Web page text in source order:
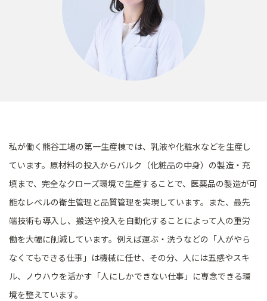
私が働く熊谷工場の第一生産棟では、乳液や化粧水などを生産し
ています。原材料の投入からバルク（化粧品の中身）の製造・充
填まで、完全なクローズ環境で生産することで、医薬品の製造が可
能なレベルの衛生管理と品質管理を実現しています。また、最先
端技術も導入し、搬送や投入を自動化することによって人の重労
働を大幅に削減しています。例えば運ぶ・洗うなどの「人がやら
なくてもできる仕事」は機械に任せ、その分、人には五感やスキ
ル、ノウハウを活かす「人にしかできない仕事」に専念できる環
境を整えています。